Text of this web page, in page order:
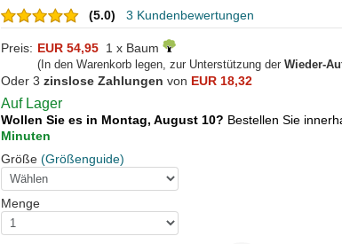
(5.0) 3 Kundenbewertungen
Preis: EUR 54,95 1 x Baum
(In den Warenkorb legen, zur Unterstützung der Wieder-
Oder 3 zinslose Zahlungen von EUR 18,32
Auf Lager
Wollen Sie es in Montag, August 10? Bestellen Sie
Minuten
Größe (Größenguide)
Menge